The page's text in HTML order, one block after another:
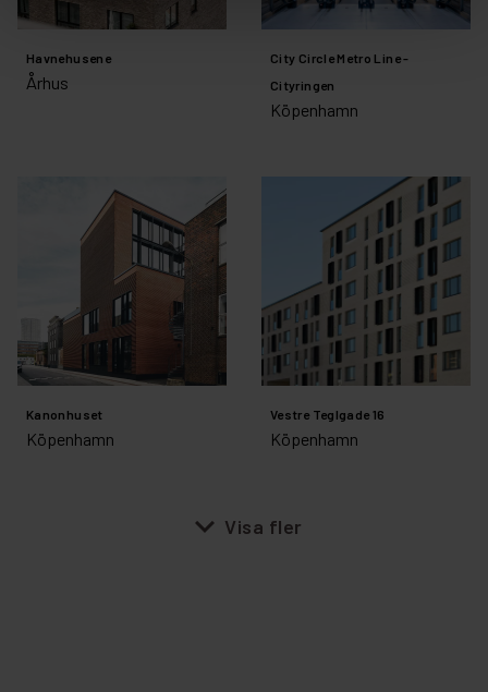
Havnehusene
Århus
City Circle Metro Line -
Cityringen
Köpenhamn
Kanonhuset
Köpenhamn
Vestre Teglgade 16
Köpenhamn
expand_more Visa fler